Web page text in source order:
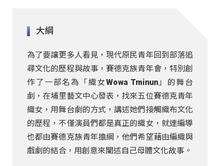
大綱
為了要讓更多人看見，現代原民青年回到部落追
尋文化的歷程與故事，賽德克族青年會，特別創
作了一部名為「織女Wowa Tminun」的舞台
劇，在埔里藝文中心發表，找來五位賽德克青年
織女，用舞台劇的方式，講述她們接觸織布文化
的歷程，不僅演員們都是真正的織女，就連編導
也都由賽德克族青年擔綱，他們希望藉由編織與
戲劇的結合，用創意來闡述自己母體文化故事。